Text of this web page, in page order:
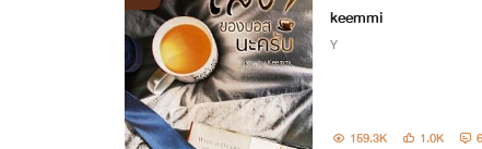
้) YAOI 25+
keemmi
Y
159.3K 1.0K